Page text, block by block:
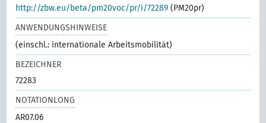
http://zbw.eu/beta/pm20voc/pr/i/72289 (PM20pr)
ANWENDUNGSHINWEISE
(einschl.: internationale Arbeitsmobilität)
BEZEICHNER
72283
NOTATIONLONG
AR07.06